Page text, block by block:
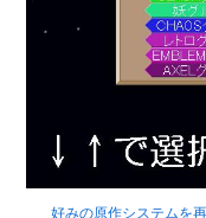
好みの原作システムを